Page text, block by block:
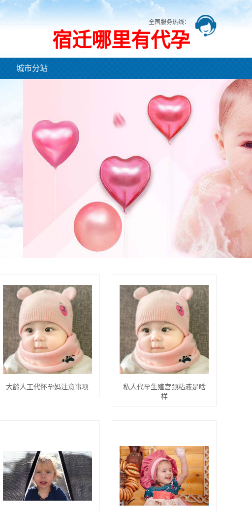
全国服务热线：
宿迁哪里有代孕
城市分站
大龄人工代怀孕妈注意事项
私人代孕生殖宫颈粘液是啥
样